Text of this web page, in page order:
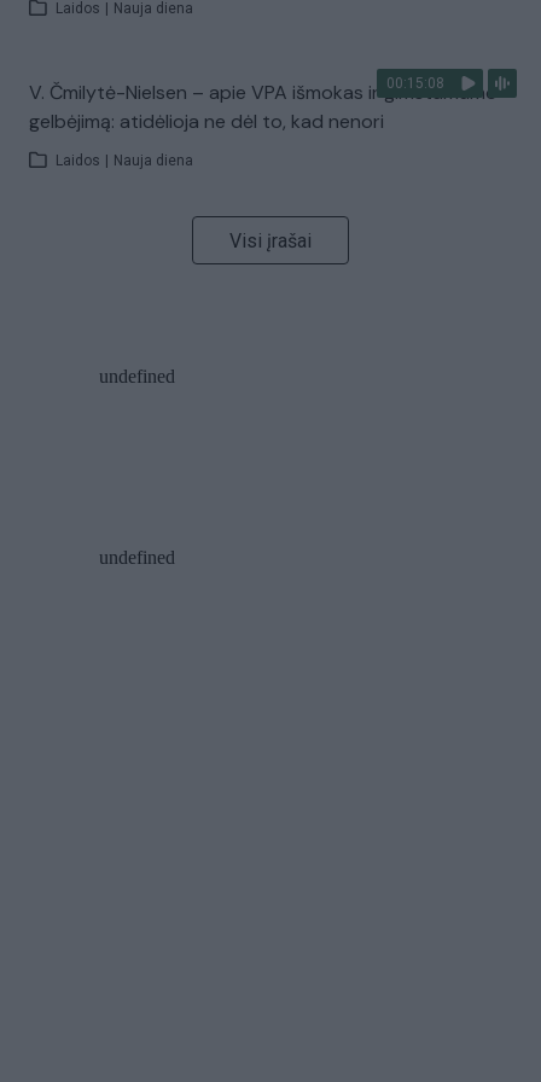
Laidos Nauja diena
00:15:08
V. Čmilytė-Nielsen – apie VPA išmokas ir gimstamumo
gelbėjimą: atidėlioja ne dėl to, kad nenori
Laidos Nauja diena
Visi įrašai